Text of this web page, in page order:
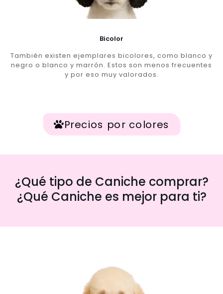
Bicolor
También existen ejemplares bicolores, como blanco y
negro o blanco y marrón. Estos son menos frecuentes
y por eso muy valorados.
Precios por colores
¿Qué tipo de Caniche comprar?
¿Qué Caniche es mejor para ti?